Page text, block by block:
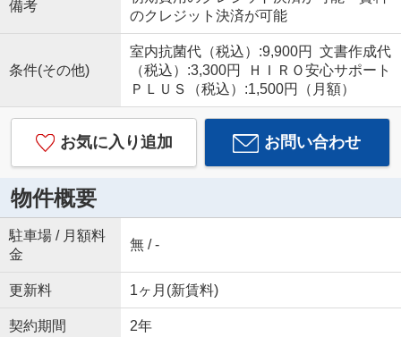
備考
のクレジット決済が可能
条件(その他)
室内抗菌代（税込）:9,900円 文書作成代
（税込）:3,300円 ＨＩＲＯ安心サポート
ＰＬＵＳ（税込）:1,500円（月額）
お気に入り追加 お問い合わせ
物件概要
駐車場 / 月額料
金
無 / -
更新料 1ヶ月(新賃料)
契約期間 2年